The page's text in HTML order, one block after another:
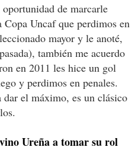
de marcarle
Uncaf que perdimos en
mayor y le anoté,
también me acuerdo
en 2011 les hice un gol
y perdimos en penales.
el máximo, es un clásico
Ureña a tomar su rol